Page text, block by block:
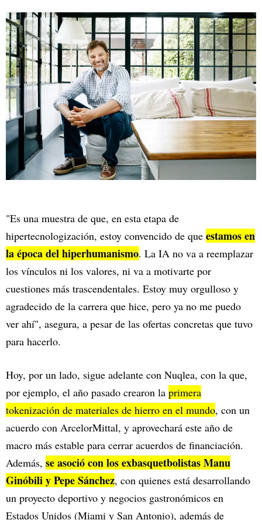
"Es una muestra de que, en esta etapa de
hipertecnologización, estoy convencido de que estamos en
la época del hiperhumanismo. La IA no va a reemplazar
los vínculos ni los valores, ni va a motivarte por
cuestiones más trascendentales. Estoy muy orgulloso y
agradecido de la carrera que hice, pero ya no me puedo
ver ahí", asegura, a pesar de las ofertas concretas que tuvo
para hacerlo.
Hoy, por un lado, sigue adelante con Nuqlea, con la que,
por ejemplo, el año pasado crearon la primera
tokenización de materiales de hierro en el mundo, con un
acuerdo con ArcelorMittal, y aprovechará este año de
macro más estable para cerrar acuerdos de financiación.
Además, se asoció con los exbasquetbolistas Manu
Ginóbili y Pepe Sánchez, con quienes está desarrollando
un proyecto deportivo y negocios gastronómicos en
Estados Unidos (Miami y San Antonio), además de